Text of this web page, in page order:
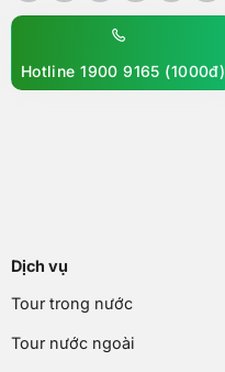
Hotline 1900 9165 (1000đ)
Dịch vụ
Tour trong nước
Tour nước ngoài